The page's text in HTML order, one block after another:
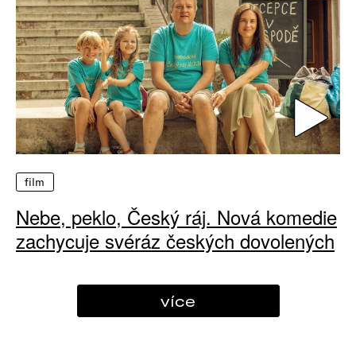
film
Nebe, peklo, Český ráj. Nová komedie
zachycuje svéráz českých dovolených
více